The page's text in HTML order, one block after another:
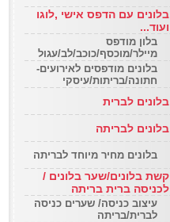
בלונים עם הדפס אישי ,לוגו
ועוד...
בלון מודפס
מיילר/מוכסף/כוכב/לב/עגול
בלונים מודפסים לאירועים-
חתונה/בריתות/עיסקי
בלונים לברית
בלונים לבריתה
בלונים מחיר מיוחד לבריתה
קשת בלונים/שער בלונים /
לכניסה ברית בריתה
עיצוב כניסה/ שערים כניסה
לברית/בריתה